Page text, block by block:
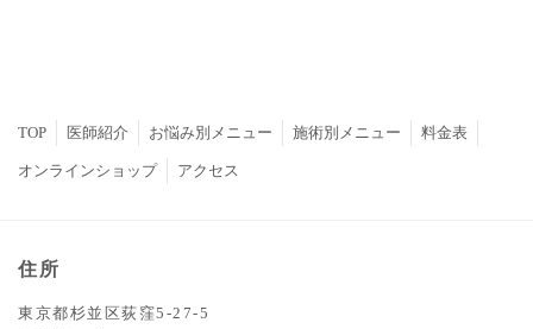
TOP 医師紹介 お悩み別メニュー 施術別メニュー 料金表
オンラインショップ アクセス
住所
東京都杉並区荻窪5-27-5